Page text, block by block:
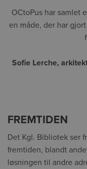
OCtoPus har samlet
en måde, der har
Sofie Lerche,
FREMTIDEN
Det Kgl. Bibliotek ser
fremtiden, blandt
løsningen til andre